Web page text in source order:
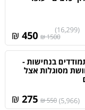
(16,299)
1500 ₪
₪
בנחישות -
מסוגלות אצל
(5,966)
550 ₪
₪